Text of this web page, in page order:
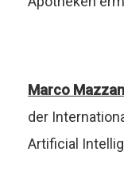
Marco
der
Artificial